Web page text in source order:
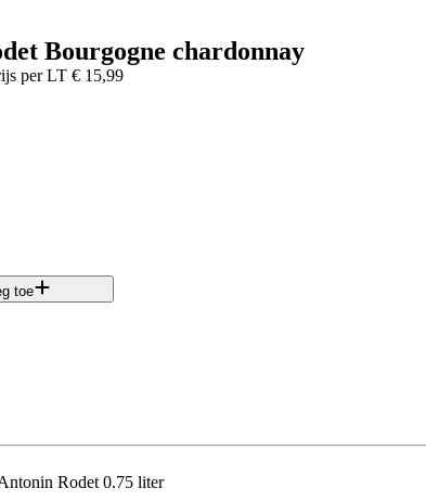
Bourgogne chardonnay
per LT€ 15,99
toe
Rodet 0.75 liter